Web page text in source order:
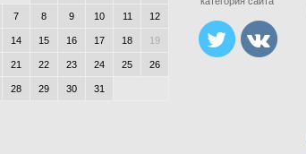
7 8 9 10 11 12
14 15 16 17 18 19
21 22 23 24 25 26
28 29 30 31